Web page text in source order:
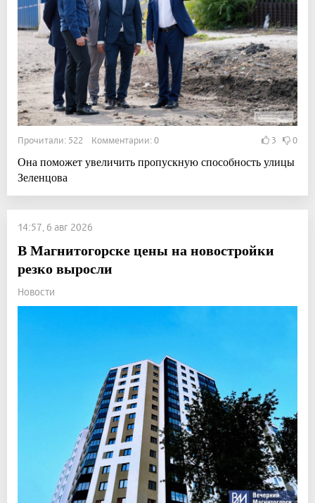
Прочитали: 522 Комментарии: 0 3 0
Она поможет увеличить пропускную способность улицы
Зеленцова
14:57, 6 авг 2026
В Магнитогорске цены на новостройки
резко выросли
Новости